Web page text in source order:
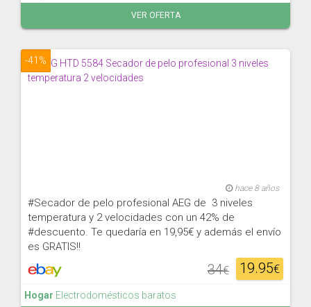
VER OFERTA
-41%
hace 8 años
#Secador de pelo profesional AEG de 3 niveles
temperatura y 2 velocidades con un 42% de
#descuento. Te quedaría en 19,95€ y además el envío
es GRATIS!!
19.95€
34€
Hogar Electrodomésticos baratos